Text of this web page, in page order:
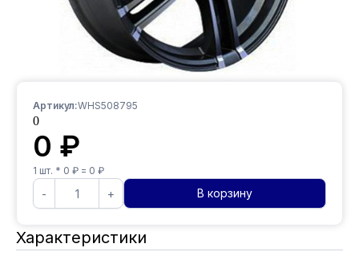
Характеристики
Артикул:WHS508795
0
0 ₽
1 шт. * 0 ₽ = 0 ₽
- + В корзину